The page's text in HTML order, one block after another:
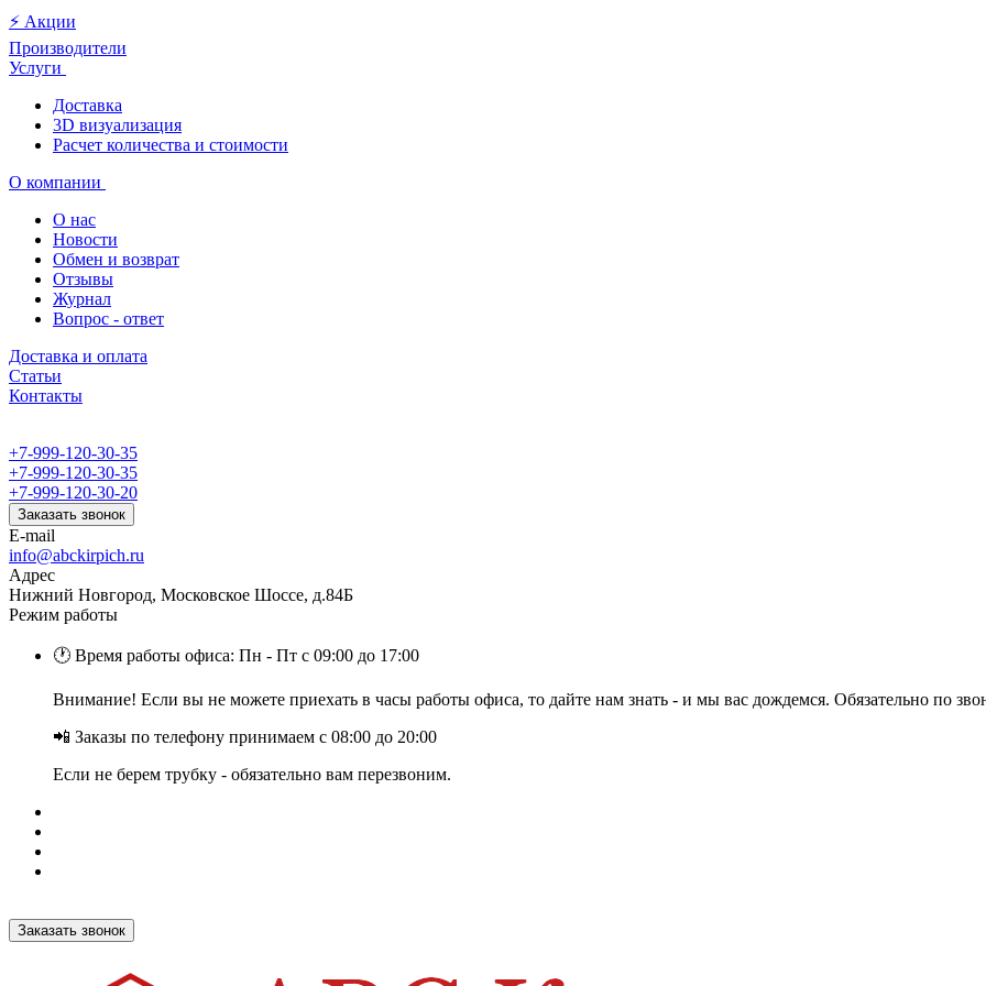
⚡️ Акции
Производители
Услуги
Доставка
3D визуализация
Расчет количества и стоимости
О компании
О нас
Новости
Обмен и возврат
Отзывы
Журнал
Вопрос - ответ
Доставка и оплата
Статьи
Контакты
+7-999-120-30-35
+7-999-120-30-35
+7-999-120-30-20
Заказать звонок
E-mail
info@abckirpich.ru
Адрес
Нижний Новгород, Московское Шоссе, д.84Б
Режим работы
🕐 Время работы офиса: Пн - Пт с 09:00 до 17:00
Внимание! Если вы не можете приехать в часы работы офиса, то дайте нам знать - и мы вас дождемся. Обязательно по
📲 Заказы по телефону принимаем с 08:00 до 20:00
Если не берем трубку - обязательно вам перезвоним.
Заказать звонок